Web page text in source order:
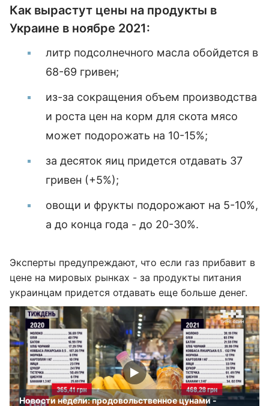
Как вырастут цены на продукты в
Украине в ноябре 2021:
литр подсолнечного масла обойдется в
68-69 гривен;
из-за сокращения объем производства
и роста цен на корм для скота мясо
может подорожать на 10-15%;
за десяток яиц придется отдавать 37
гривен (+5%);
овощи и фрукты подорожают на 5-10%,
а до конца года - до 20-30%.
Эксперты предупреждают, что если газ прибавит в
цене на мировых рынках - за продукты питания
украинцам придется отдавать еще больше денег.
Новости недели: продовольственное цунами -